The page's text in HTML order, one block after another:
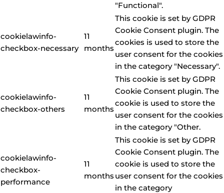
"Functional".
cookielawinfo-
checkbox-necessary
11
months
This cookie is set by GDPR
Cookie Consent plugin. The
cookies is used to store the
user consent for the cookies
in the category "Necessary".
cookielawinfo-
checkbox-others
11
months
This cookie is set by GDPR
Cookie Consent plugin. The
cookie is used to store the
user consent for the cookies
in the category "Other.
cookielawinfo-
checkbox-
performance
11
months
This cookie is set by GDPR
Cookie Consent plugin. The
cookie is used to store the
user consent for the cookies
in the category